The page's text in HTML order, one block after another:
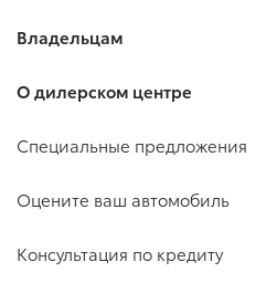
Владельцам
О дилерском центре
Специальные предложения
Оцените ваш автомобиль
Консультация по кредиту